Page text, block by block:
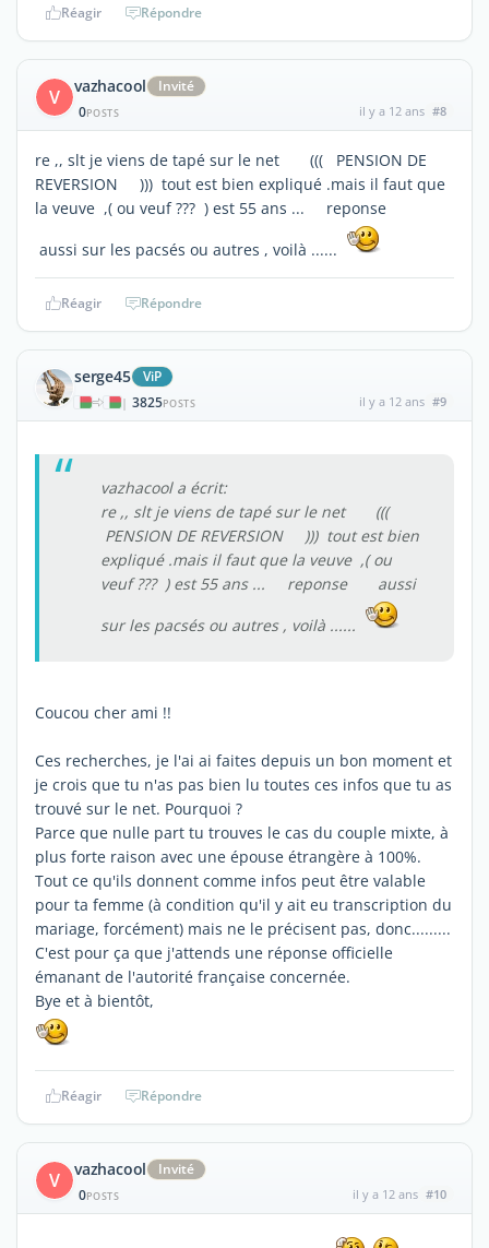
Réagir Répondre
V vazhacool
Invité
0POSTS il y a 12 ans #8
re ,, slt je viens de tapé sur le net ((( PENSION DE
REVERSION ))) tout est bien expliqué .mais il faut que
la veuve ,( ou veuf ??? ) est 55 ans ... reponse
aussi sur les pacsés ou autres , voilà ......
Réagir Répondre
serge45 ViP
| 3825POSTS il y a 12 ans #9
vazhacool a écrit:
re ,, slt je viens de tapé sur le net (((
PENSION DE REVERSION ))) tout est bien
expliqué .mais il faut que la veuve ,( ou
veuf ??? ) est 55 ans ... reponse aussi
sur les pacsés ou autres , voilà ......
Coucou cher ami !!
Ces recherches, je l'ai ai faites depuis un bon moment et
je crois que tu n'as pas bien lu toutes ces infos que tu as
trouvé sur le net. Pourquoi ?
Parce que nulle part tu trouves le cas du couple mixte, à
plus forte raison avec une épouse étrangère à 100%.
Tout ce qu'ils donnent comme infos peut être valable
pour ta femme (à condition qu'il y ait eu transcription du
mariage, forcément) mais ne le précisent pas, donc.........
C'est pour ça que j'attends une réponse officielle
émanant de l'autorité française concernée.
Bye et à bientôt,
Réagir Répondre
V vazhacool
Invité
0POSTS il y a 12 ans #10